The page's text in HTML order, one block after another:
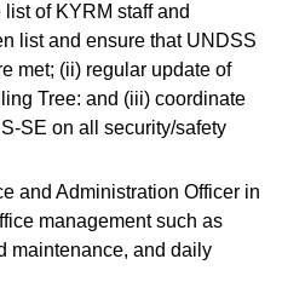
of KYRM staff and
list and ensure that UNDSS
met; (ii) regular update of
Tree: and (iii) coordinate
SE on all security/safety
and Administration Officer in
management such as
maintenance, and daily